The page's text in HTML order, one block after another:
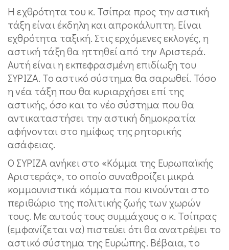
Η εχθρότητα του κ. Τσίπρα προς την αστική
τάξη είναι έκδηλη και απροκάλυπτη. Είναι
εχθρότητα ταξική. Στις ερχόμενες εκλογές, η
αστική τάξη θα ηττηθεί από την Αριστερά.
Αυτή είναι η εκπεφρασμένη επιδίωξη του
ΣΥΡΙΖΑ. Το αστικό σύστημα θα σαρωθεί. Τόσο
η νέα τάξη που θα κυριαρχήσει επί της
αστικής, όσο και το νέο σύστημα που θα
αντικαταστήσει την αστική δημοκρατία
αφήνονται στο ημίφως της ρητορικής
ασάφειας.
Ο ΣΥΡΙΖΑ ανήκει στο «Κόμμα της Ευρωπαϊκής
Αριστεράς», το οποίο συναθροίζει μικρά
κομμουνιστικά κόμματα που κινούνται στο
περιθώριο της πολιτικής ζωής των χωρών
τους. Με αυτούς τους συμμάχους ο κ. Τσίπρας
(εμφανίζεται να) πιστεύει ότι θα ανατρέψει το
αστικό σύστημα της Ευρώπης. Βέβαια, το